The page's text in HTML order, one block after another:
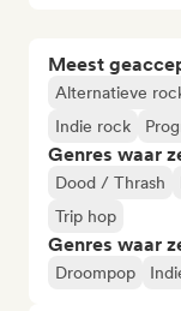
Meest
Alternatieve
Indie rock
Genres waar
Dood / Thrash
Trip hop
Genres waar
Droompop